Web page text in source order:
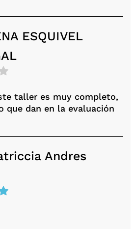
ESQUIVEL
taller es muy completo,
que dan en la evaluación
Andres